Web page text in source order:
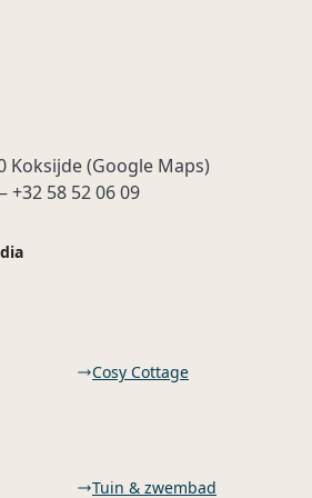
Koksijde (Google Maps)
58 52 06 09
Cosy Cottage
Tuin & zwembad